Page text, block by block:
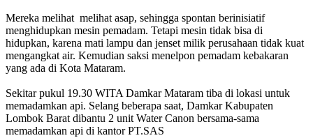
Mereka melihat melihat asap, sehingga spontan berinisiatif
menghidupkan mesin pemadam. Tetapi mesin tidak bisa di
hidupkan, karena mati lampu dan jenset milik perusahaan tidak kuat
mengangkat air. Kemudian saksi menelpon pemadam kebakaran
yang ada di Kota Mataram.
Sekitar pukul 19.30 WITA Damkar Mataram tiba di lokasi untuk
memadamkan api. Selang beberapa saat, Damkar Kabupaten
Lombok Barat dibantu 2 unit Water Canon bersama-sama
memadamkan api di kantor PT.SAS